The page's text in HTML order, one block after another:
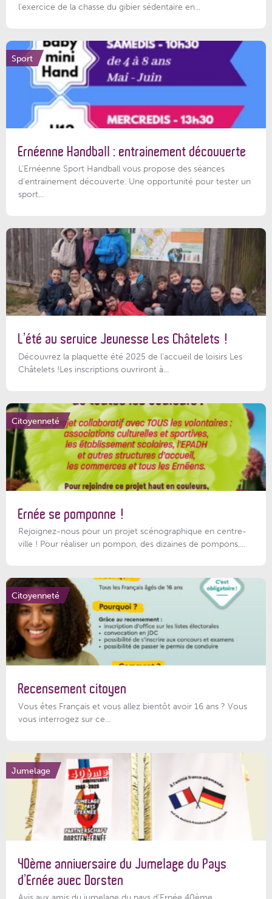
l'exercice de la chasse du gibier sédentaire en...
Sport
Ernéenne Handball : entrainement découverte
L'Ernéenne Sport Handball vous propose des séances
d'entrainement découverte. Une opportunité pour tester un
sport...
L’été au service Jeunesse Les Châtelets !
Découvrez la plaquette été 2025 de l’accueil de loisirs Les
Châtelets !Les inscriptions ouvriront à...
Citoyenneté
Ernée se pomponne !
Rejoignez-nous pour un projet scénographique en centre-
ville ! Pour réaliser un pompon, des dizaines de pompons,...
Citoyenneté
Recensement citoyen
Vous êtes Français et vous allez bientôt avoir 16 ans ? Vous
vous interrogez sur ce...
Jumelage
40ème anniversaire du Jumelage du Pays
d’Ernée avec Dorsten